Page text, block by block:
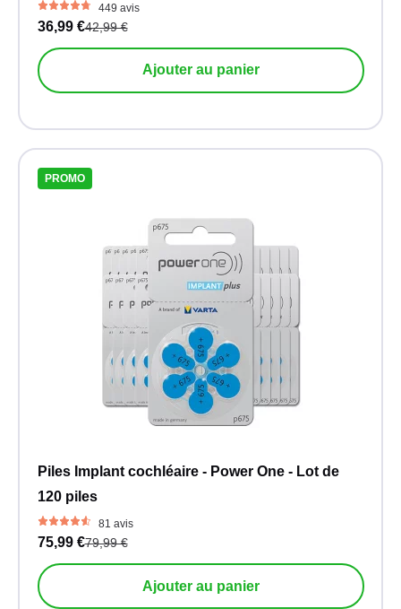
449 avis
36,99 €42,99 €
Ajouter au panier
PROMO
Piles Implant cochléaire - Power One - Lot de
120 piles
81 avis
75,99 €79,99 €
Ajouter au panier